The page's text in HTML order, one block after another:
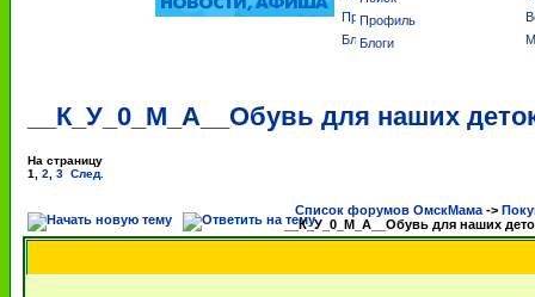
Профиль
Блоги
__К_У_0_М_A__Обувь для наших
На страницу
1
2 3 След.
Список форумов ОмскМама ->
__К_У_0_М_A__Обувь для наших